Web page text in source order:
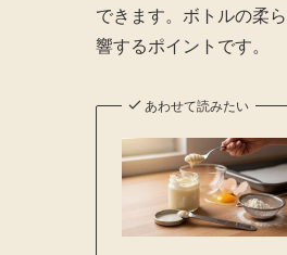
できます。ボトルの柔
響するポイントです。
あわせて読みたい